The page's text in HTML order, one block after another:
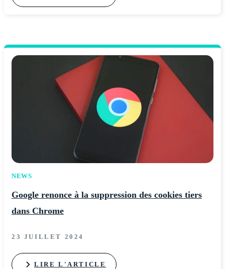
NEWS
Google renonce à la suppression des cookies tiers
dans Chrome
23 JUILLET 2024
LIRE L'ARTICLE